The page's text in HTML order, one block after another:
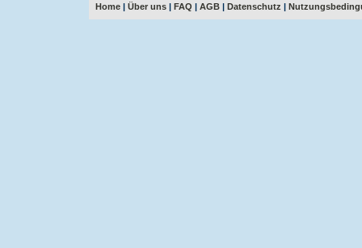
Home | Über uns | FAQ | AGB | Datenschutz |